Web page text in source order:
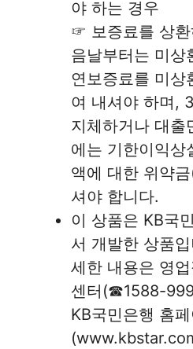
야 하는 경우
☞ 보증료를 상
음날부터는 미상
연보증료를 미상
여 내셔야 하며,
지체하거나 대출
에는 기한이익상
액에 대한 위약
셔야 합니다.
이 상품은 KB국
서 개발한 상품
세한 내용은 영
센터(☎1588-
KB국민은행 홈페